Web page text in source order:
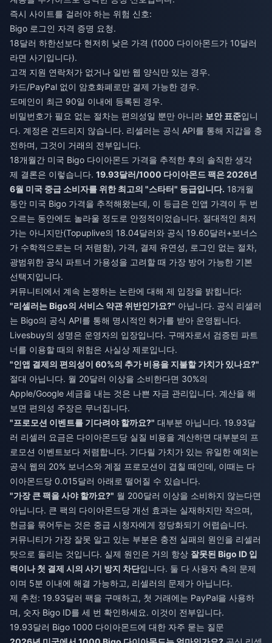
즉시 사이트를 걸러야 하는 위험 신호:
Bigo 로그인 자격 증명 요청.
18달러 하한선보다 현저히 낮은 가격 (1000 다이아몬드가 10달러
라면 사기입니다).
고객 지원 연락처가 없거나 일반 웹 양식만 있는 경우.
카드/PayPal 없이 암호화폐로만 결제 가능한 경우.
도메인이 최근 90일 이내에 등록된 경우.
비밀번호가 필요 없는 절차는 편의성일 뿐만 아니라 보안 표준입니
다. 계정은 건드리지 않습니다. 리셀러는 공식 API를 통해 지갑을 충
전하며, 그것이 거래의 전부입니다.
18개월간 미국 Bigo 다이아몬드 가격을 추적한 후의 솔직한 생각
제 결론은 이렇습니다. 19.93달러/1000 다이아몬드 팩은 2026년
6월 미국 중급 소비자를 위한 최고의 "스타터" 등급입니다. 18개월
동안 미국 Bigo 가격을 추적해왔는데, 이 등급은 인앱 가격이 두 번
오르는 동안에도 놀라울 정도로 안정적이었습니다. 절대적인 최저
가는 아니지만(Topuplive의 18.04달러와 공식 19.60달러+보너스
가 수학적으로는 더 저렴함), 가격, 결제 유연성, 로그인 없는 절차,
광범위한 공식 파트너 가용성을 고려할 때 가장 방어 가능한 기본
선택지입니다.
커뮤니티에서 계속 논쟁하는 논란에 대해 제 입장을 밝힙니다:
"리셀러는 Bigo의 서비스 약관 위반인가요?" 아닙니다. 공식 리셀러
는 Bigo의 공식 API를 통해 명시적인 허가를 받아 운영됩니다.
Livesbuy의 성명은 운영자의 입장입니다. 구매자로서 검증된 파트
너를 이용할 때의 위험은 사실상 제로입니다.
"인앱 결제의 편의성이 60%의 추가 비용을 지불할 가치가 있나요?"
절대 아닙니다. 월 20달러 이상을 소비한다면 30%의
Apple/Google 세금을 내는 것은 나쁜 자금 관리입니다. 계산을 해
보면 편의성 주장은 무너집니다.
"프로모션 이벤트를 기다려야 할까요?" 대부분 아닙니다. 19.93달
러 리셀러 요금은 다이아몬드당 실질 비용을 계산하면 대부분의 프
로모션 이벤트보다 저렴합니다. 기다릴 가치가 있는 유일한 예외는
공식 웹의 20% 보너스와 계절 프로모션이 겹칠 때인데, 이때는 다
이아몬드당 0.015달러 아래로 떨어질 수 있습니다.
"가장 큰 팩을 사야 할까요?" 월 200달러 이상을 소비하지 않는다면
아닙니다. 큰 팩의 다이아몬드당 개선 효과는 실재하지만 작으며,
현금을 묶어두는 것은 중급 시청자에게 정당화되기 어렵습니다.
커뮤니티가 가장 잘못 알고 있는 부분은 충전 실패의 원인을 리셀러
탓으로 돌리는 것입니다. 실제 원인은 거의 항상 잘못된 Bigo ID 입
력이나 첫 결제 시의 사기 방지 차단입니다. 둘 다 사용자 측의 문제
이며 5분 이내에 해결 가능하고, 리셀러의 문제가 아닙니다.
제 추천: 19.93달러 팩을 구매하고, 첫 거래에는 PayPal을 사용하
며, 숫자 Bigo ID를 세 번 확인하세요. 이것이 전부입니다.
19.93달러 Bigo 1000 다이아몬드에 대한 자주 묻는 질문